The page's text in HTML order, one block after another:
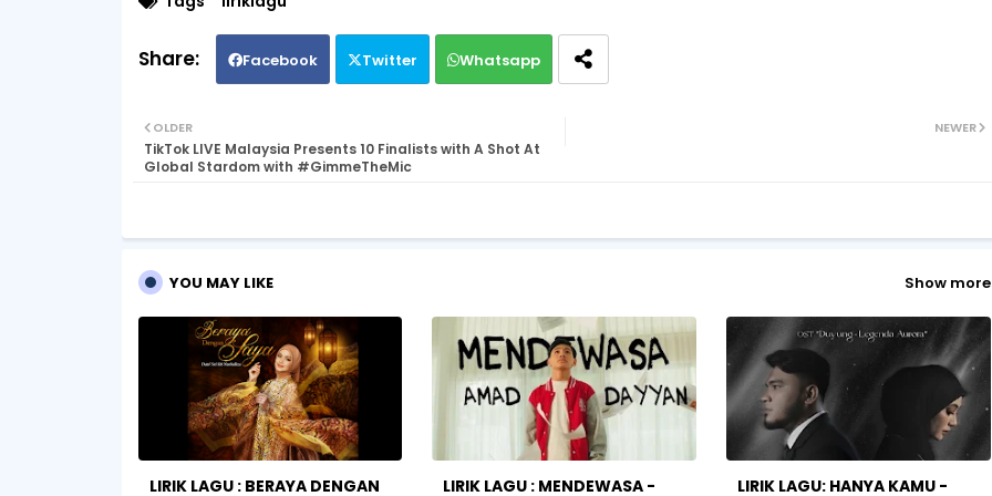
Facebook Twitter Whatsapp
NEWER
OLDER
TikTok LIVE Malaysia Presents 10 Finalists with A Shot At
Global Stardom with #GimmeTheMic
YOU MAY LIKE Show more
LIRIK LAGU : BERAYA DENGAN
LIRIK LAGU : MENDEWASA -
LIRIK LAGU: HANYA KAMU -